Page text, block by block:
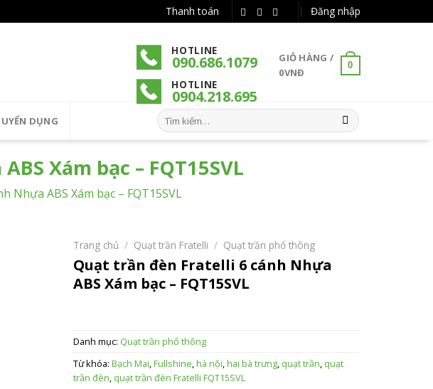
Thanh toán Đăng nhập
HOTLINE
090.686.1079
HOTLINE
0904.218.695
GIỎ HÀNG /
0VNĐ
0
DỤNG
Tìm
kiếm:
Xám bạc – FQT15SVL
Nhựa ABS Xám bạc – FQT15SVL
Trang chủ / Quạt trần Fratelli / Quạt trần phổ thông
Quạt trần đèn Fratelli 6 cánh Nhựa
ABS Xám bạc – FQT15SVL
Danh mục: Quạt trần phổ thông
Từ khóa: Bạch Mai,Fullshine,hà nội,hai bà trưng, quạt trần, quạt
trần đèn, quạt trần đèn Fratelli FQT15SVL